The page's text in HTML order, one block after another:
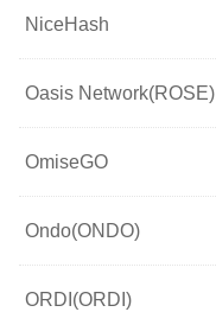
NiceHash
Oasis Network(ROSE)
OmiseGO
Ondo(ONDO)
ORDI(ORDI)